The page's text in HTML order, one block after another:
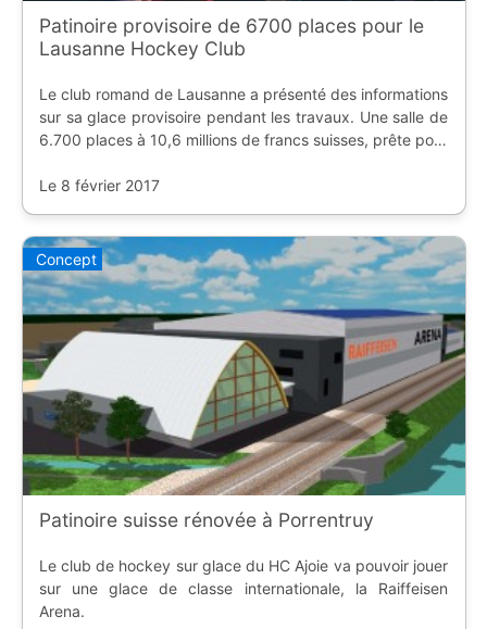
Patinoire provisoire de 6700 places pour le
Lausanne Hockey Club
Le club romand de Lausanne a présenté des informations
sur sa glace provisoire pendant les travaux. Une salle de
6.700 places à 10,6 millions de francs suisses, prête pour
Le 8 février 2017
Concept
Patinoire suisse rénovée à Porrentruy
Le club de hockey sur glace du HC Ajoie va pouvoir jouer
sur une glace de classe internationale, la Raiffeisen
Arena.